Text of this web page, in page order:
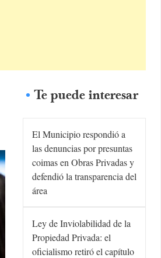
Te puede interesar
El Municipio respondió a
las denuncias por presuntas
coimas en Obras Privadas y
defendió la transparencia del
área
Ley de Inviolabilidad de la
Propiedad Privada: el
oficialismo retiró el capítulo